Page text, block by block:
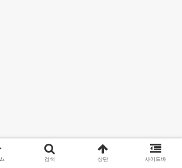
검색 상단 사이드바